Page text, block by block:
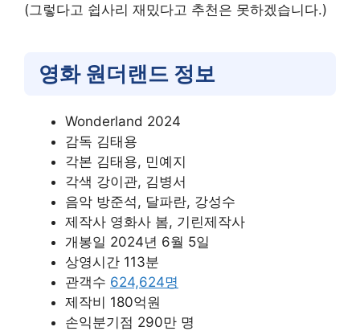
(그렇다고 쉽사리 재밌다고 추천은 못하겠습니다.)
영화 원더랜드 정보
Wonderland 2024
감독 김태용
각본 김태용, 민예지
각색 강이관, 김병서
음악 방준석, 달파란, 강성수
제작사 영화사 봄, 기린제작사
개봉일 2024년 6월 5일
상영시간 113분
관객수 624,624명
제작비 180억원
손익분기점 290만 명